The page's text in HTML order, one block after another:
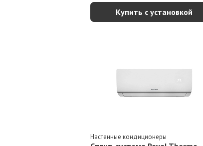
Купить с установкой
Настенные кондиционеры